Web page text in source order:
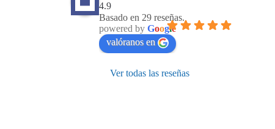
4.9
Basado en 29 reseñas.
powered by Google
valóranos en
Ver todas las reseñas